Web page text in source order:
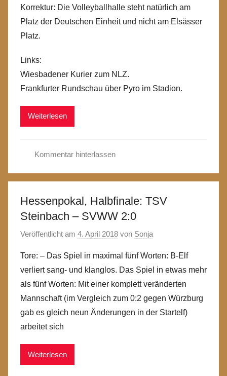
Korrektur: Die Volleyballhalle steht natürlich am
Platz der Deutschen Einheit und nicht am Elsässer
Platz.
Links:
Wiesbadener Kurier zum NLZ.
Frankfurter Rundschau über Pyro im Stadion.
Weiterlesen
Kommentar hinterlassen
Hessenpokal, Halbfinale: TSV
Steinbach – SVWW 2:0
Veröffentlicht am 4. April 2018 von Sonja
Tore: – Das Spiel in maximal fünf Worten: B-Elf
verliert sang- und klanglos. Das Spiel in etwas mehr
als fünf Worten: Mit einer komplett veränderten
Mannschaft (im Vergleich zum 0:2 gegen Würzburg
gab es gleich neun Änderungen in der Startelf)
arbeitet sich
Weiterlesen